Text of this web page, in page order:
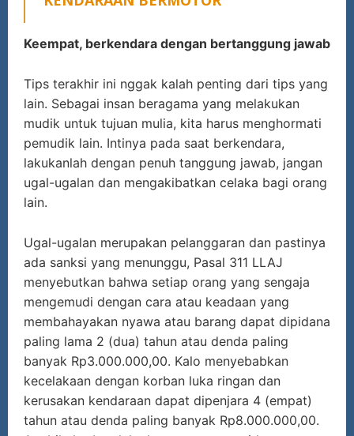
Keempat, berkendara dengan bertanggung jawab
Tips terakhir ini nggak kalah penting dari tips yang
lain. Sebagai insan beragama yang melakukan
mudik untuk tujuan mulia, kita harus menghormati
pemudik lain. Intinya pada saat berkendara,
lakukanlah dengan penuh tanggung jawab, jangan
ugal-ugalan dan mengakibatkan celaka bagi orang
lain.
Ugal-ugalan merupakan pelanggaran dan pastinya
ada sanksi yang menunggu, Pasal 311 LLAJ
menyebutkan bahwa setiap orang yang sengaja
mengemudi dengan cara atau keadaan yang
membahayakan nyawa atau barang dapat dipidana
paling lama 2 (dua) tahun atau denda paling
banyak Rp3.000.000,00. Kalo menyebabkan
kecelakaan dengan korban luka ringan dan
kerusakan kendaraan dapat dipenjara 4 (empat)
tahun atau denda paling banyak Rp8.000.000,00.